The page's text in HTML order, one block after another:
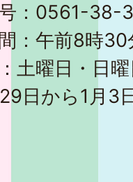
：0561-38-
：午前8時
土曜日・日
29日から1月3